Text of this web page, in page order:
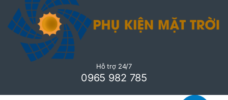
Hỗ trợ 24/7
0965 982 785